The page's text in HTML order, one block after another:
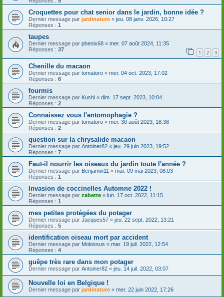
Croquettes pour chat senior dans le jardin, bonne idée ?
Dernier message par jardinature « jeu. 08 janv. 2026, 10:27
Réponses : 1
taupes
Dernier message par phenix68 « mer. 07 août 2024, 11:35
Réponses : 37 1 2 3
Chenille du macaon
Dernier message par tomatoro « mer. 04 oct. 2023, 17:02
Réponses : 6
fourmis
Dernier message par Kushi « dim. 17 sept. 2023, 10:04
Réponses : 2
Connaissez vous l'entomophagie ?
Dernier message par tomatoro « mer. 30 août 2023, 18:38
Réponses : 2
question sur la chrysalide macaon
Dernier message par Antoiner82 « jeu. 29 juin 2023, 19:52
Réponses : 7
Faut-il nourrir les oiseaux du jardin toute l'année ?
Dernier message par Benjamin11 « mar. 09 mai 2023, 08:03
Réponses : 1
Invasion de coccinelles Automne 2022 !
Dernier message par zabette « lun. 17 oct. 2022, 11:15
Réponses : 1
mes petites protégées du potager
Dernier message par Jacques57 « jeu. 22 sept. 2022, 13:21
Réponses : 5
identification oiseau mort par accident
Dernier message par Molossus « mar. 19 juil. 2022, 12:54
Réponses : 4
guêpe très rare dans mon potager
Dernier message par Antoiner82 « jeu. 14 juil. 2022, 03:07
Nouvelle loi en Belgique !
Dernier message par jardinature « mer. 22 juin 2022, 17:26